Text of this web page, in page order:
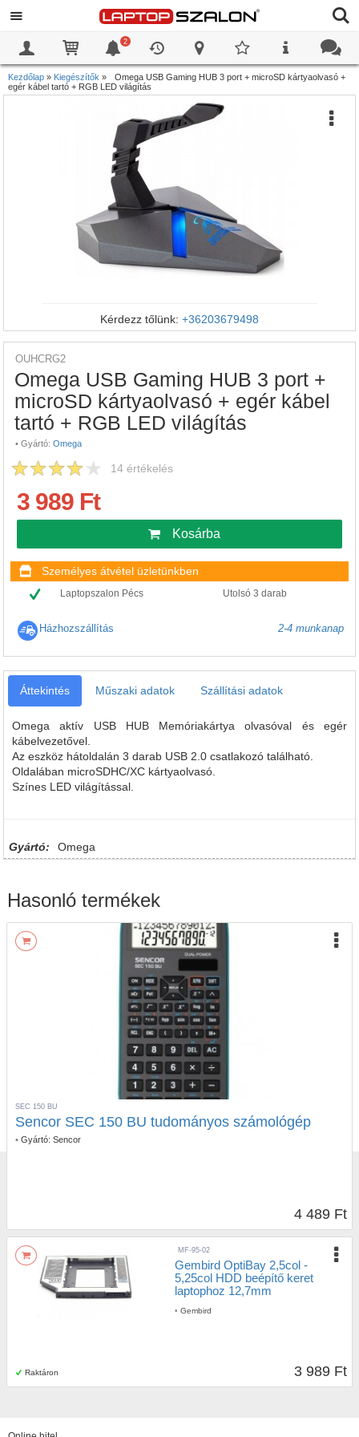
2
Kezdőlap » Kiegészítők »
Omega USB Gaming HUB 3 port + microSD kártyaolvasó +
egér kábel tartó + RGB LED világítás
Kérdezz tőlünk: +36203679498
OUHCRG2
Omega USB Gaming HUB 3 port +
microSD kártyaolvasó + egér kábel
tartó + RGB LED világítás
• Gyártó: Omega
14 értékelés
3 989 Ft
Kosárba
Személyes átvétel üzletünkben
Laptopszalon Pécs Utolsó 3 darab
Házhozszállítás 2-4 munkanap
Áttekintés Műszaki adatok Szállítási adatok
Omega aktív USB HUB Memóriakártya olvasóval és egér
kábelvezetővel.
Az eszköz hátoldalán 3 darab USB 2.0 csatlakozó található.
Oldalában microSDHC/XC kártyaolvasó.
Színes LED világítással.
Gyártó: Omega
Hasonló termékek
SEC 150 BU
Sencor SEC 150 BU tudományos számológép
• Gyártó: Sencor
4 489 Ft
Raktáron
MF-95-02
Gembird OptiBay 2,5col -
5,25col HDD beépítő keret
laptophoz 12,7mm
• Gembird
3 989 Ft
0
0